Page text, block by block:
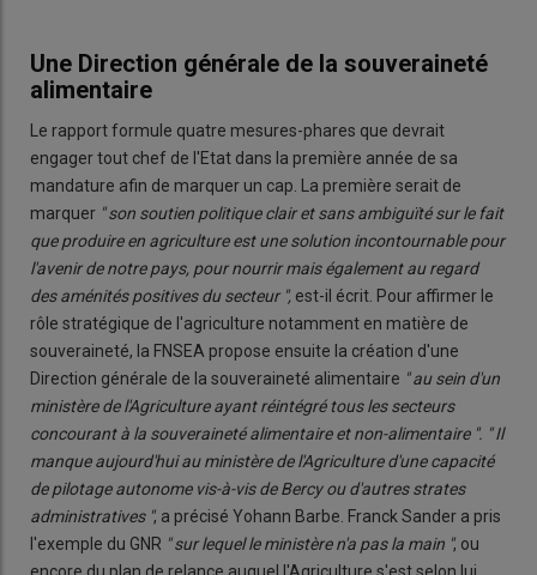
Une Direction générale de la souveraineté
alimentaire
Le rapport formule quatre mesures-phares que devrait
engager tout chef de l'Etat dans la première année de sa
mandature afin de marquer un cap. La première serait de
marquer " son soutien politique clair et sans ambiguïté sur le fait
que produire en agriculture est une solution incontournable pour
l'avenir de notre pays, pour nourrir mais également au regard
des aménités positives du secteur ", est-il écrit. Pour affirmer le
rôle stratégique de l'agriculture notamment en matière de
souveraineté, la FNSEA propose ensuite la création d'une
Direction générale de la souveraineté alimentaire " au sein d'un
ministère de l'Agriculture ayant réintégré tous les secteurs
concourant à la souveraineté alimentaire et non-alimentaire ". " Il
manque aujourd'hui au ministère de l'Agriculture d'une capacité
de pilotage autonome vis-à-vis de Bercy ou d'autres strates
administratives ", a précisé Yohann Barbe. Franck Sander a pris
l'exemple du GNR " sur lequel le ministère n'a pas la main ", ou
encore du plan de relance auquel l'Agriculture s'est selon lui